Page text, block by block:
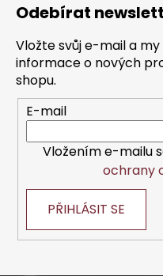
Odebírat
Vložte svůj e-mail a
informace o nových
shopu.
E-mail
Vložením e-mailu
ochrany
PŘIHLÁSIT SE